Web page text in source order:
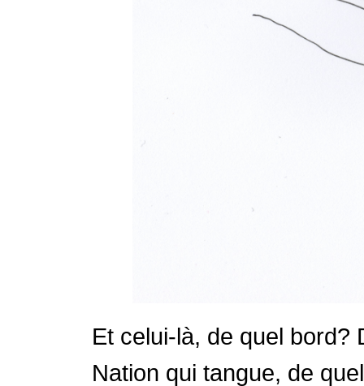
Et celui-là, de quel bord?
Nation qui tangue, de